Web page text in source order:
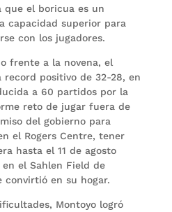
que el boricua es un
capacidad superior para
con los jugadores.
frente a la novena, el
positivo de 32-28, en
a 60 partidos por la
reto de jugar fuera de
del gobierno para
el Rogers Centre, tener
hasta el 11 de agosto
el Sahlen Field de
convirtió en su hogar.
Montoyo logró